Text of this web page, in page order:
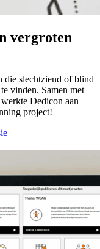
vergroten
die slechtziend of blind
vinden. Samen met
Dedicon aan
project!